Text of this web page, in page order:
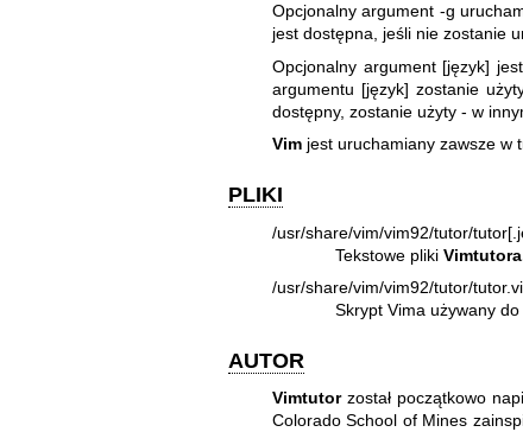
Opcjonalny argument -g
jest dostępna, jeśli nie zostanie
Opcjonalny argument [język]
argumentu [język] zostanie
dostępny, zostanie użyty - w
Vimjest uruchamiany zawsze w
PLIKI
/usr/share/vim/vim92/tutor/
Tekstowe pliki
/usr/share/vim/vim92/tutor/
Skrypt Vima używany
AUTOR
Vimtutorzostał początkowo
Colorado School of Mines